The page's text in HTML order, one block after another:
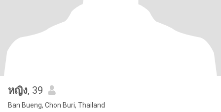
หญิง, 39
Ban Bueng, Chon Buri, Thailand